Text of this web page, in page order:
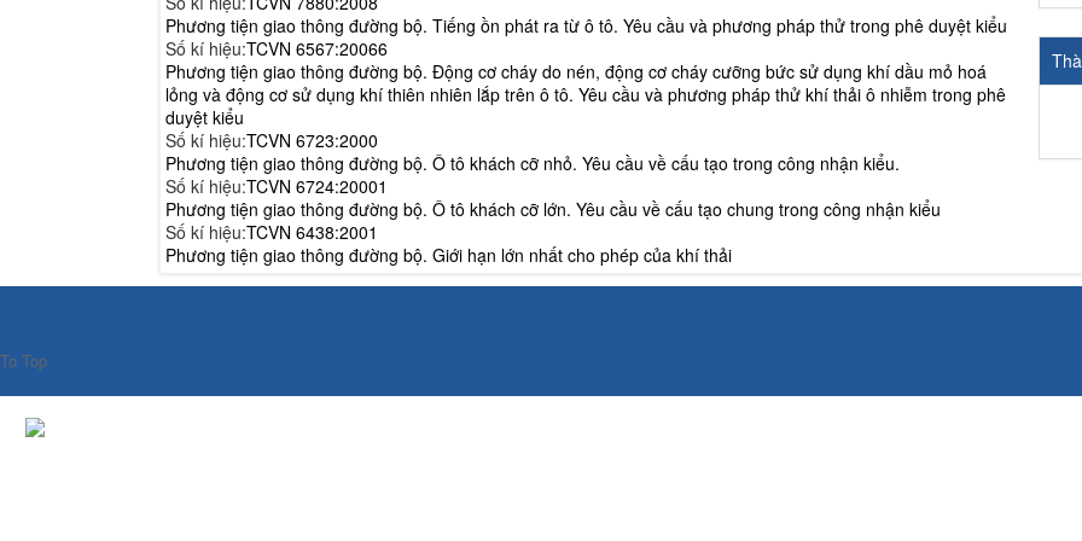
Phương tiện giao thông đường bộ. Tiếng ồn phát ra từ ô tô. Yêu cầu và phương pháp thử trong phê duyệt kiểu
Số kí hiệu:TCVN 6567:20066
Phương tiện giao thông đường bộ. Động cơ cháy do nén, động cơ cháy cưỡng bức sử dụng khí dầu mỏ hoá
lỏng và động cơ sử dụng khí thiên nhiên lắp trên ô tô. Yêu cầu và phương pháp thử khí thải ô nhiễm trong phê
duyệt kiểu
Số kí hiệu:TCVN 6723:2000
Phương tiện giao thông đường bộ. Ô tô khách cỡ nhỏ. Yêu cầu về cấu tạo trong công nhận kiểu.
Số kí hiệu:TCVN 6724:20001
Phương tiện giao thông đường bộ. Ô tô khách cỡ lớn. Yêu cầu về cấu tạo chung trong công nhận kiểu
Số kí hiệu:TCVN 6438:2001
Phương tiện giao thông đường bộ. Giới hạn lớn nhất cho phép của khí thải
To Top